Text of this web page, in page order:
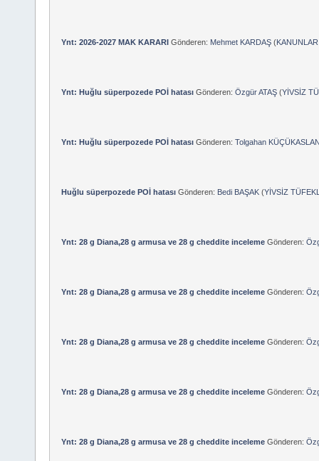
Ynt: 2026-2027 MAK KARARIGönderen: Mehmet KARDAŞ(
Ynt: Huğlu süperpozede POİ hatası Gönderen: Özgür ATAŞ(YİVSİZ
Ynt: Huğlu süperpozede POİ hatası Gönderen: Tolgahan
Huğlu süperpozede POİ hatası Gönderen: Bedi BAŞAK(YİVSİZ
Ynt: 28 g Diana,28 g armusa ve 28 g cheddite inceleme Gönderen:
Ynt: 28 g Diana,28 g armusa ve 28 g cheddite inceleme Gönderen:
Ynt: 28 g Diana,28 g armusa ve 28 g cheddite inceleme Gönderen:
Ynt: 28 g Diana,28 g armusa ve 28 g cheddite inceleme Gönderen:
Ynt: 28 g Diana,28 g armusa ve 28 g cheddite inceleme Gönderen: